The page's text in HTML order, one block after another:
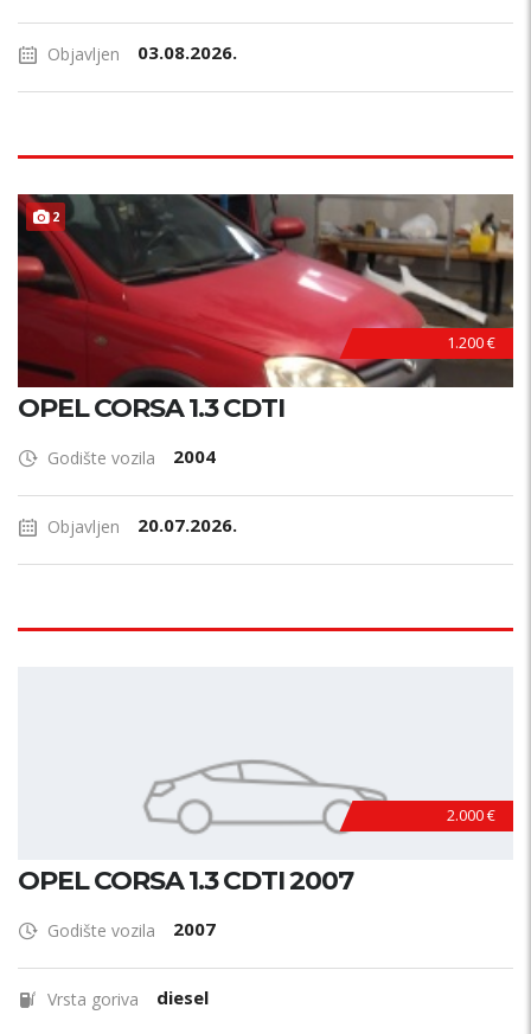
Objavljen 03.08.2026.
2
1.200 €
OPEL CORSA 1.3 CDTI
Godište vozila 2004
Objavljen 20.07.2026.
2.000 €
OPEL CORSA 1.3 CDTI 2007
Godište vozila 2007
Vrsta goriva diesel